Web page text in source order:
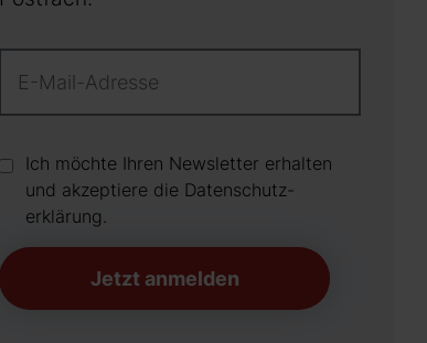
Ich möchte Ihren Newsletter erhalten
und akzeptiere die Datenschutz­
erklärung.
Jetzt anmelden